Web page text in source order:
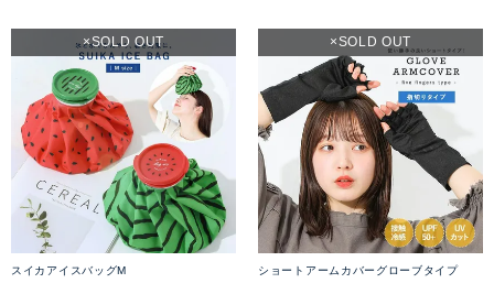
スイカアイスバッグM
SOLD OUT
ショートアームカバーグローブタイプ
SOLD OUT